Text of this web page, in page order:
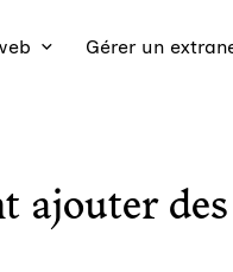
Gérer un
ajouter